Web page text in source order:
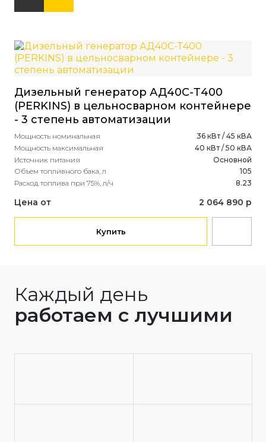
Дизельный генератор АД40С-Т400
(PERKINS) в цельносварном контейнере
- 3 степень автоматизации
Мощность номинальная
36 кВт / 45 кВА
Мощность максимальная
40 кВт / 50 кВА
Источник питания
Основной
Объем топливного бака, л
105
Расход топлива при 75%, л/ч
8.23
Цена от 2 064 890 р
Купить
Каждый день
работаем с лучшими